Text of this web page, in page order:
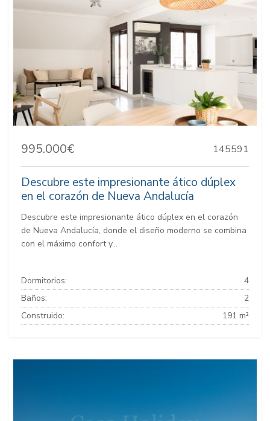
995.000€ 145591
Descubre este impresionante ático dúplex
en el corazón de Nueva Andalucía
Descubre este impresionante ático dúplex en el corazón
de Nueva Andalucía, donde el diseño moderno se combina
con el máximo confort y...
Dormitorios:
4
Baños:
2
Construido:
191 m²